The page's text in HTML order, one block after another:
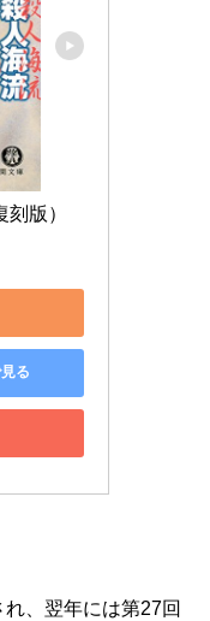
版）
る
れ、翌年には第27回